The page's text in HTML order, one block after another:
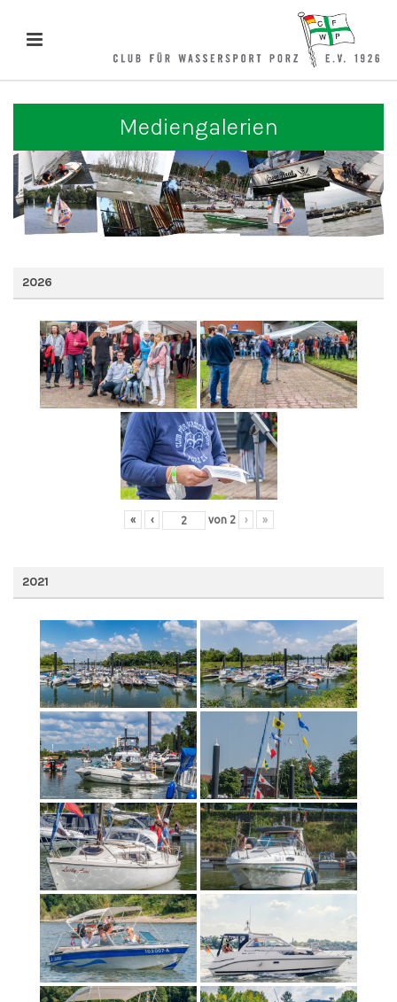
Mediengalerien
2026
« ‹ von 2 › »
2021